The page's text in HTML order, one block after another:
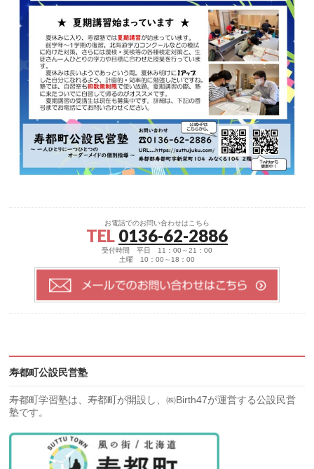
お電話でのお問い合わせはこちら
TEL 0136-62-2886
受付時間 平日 11：00～21：00
土曜 10：00～18：00
寿都町公設民営塾
寿都町学習塾は、寿都町が開設し、㈱Birth47が運営する公設民営
塾です。